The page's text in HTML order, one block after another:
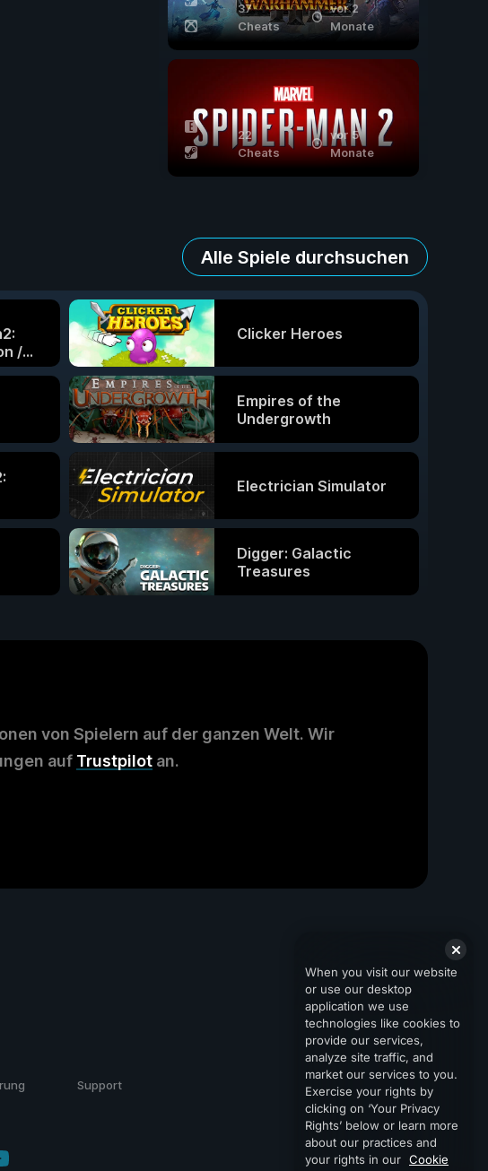
37
Cheats
vor 2
Monate
22
Cheats
vor 5
Monate
Alle Spiele durchsuchen
/
テ
Clicker Heroes
Empires of the
Undergrowth
Electrician Simulator
Digger: Galactic
Treasures
von Spielern auf der ganzen Welt. Wir
auf Trustpilot an.
Support
When you visit our website
or use our desktop
application we use
technologies like cookies to
provide our services,
analyze site traffic, and
market our services to you.
Exercise your rights by
clicking on ‘Your Privacy
Rights’ below or learn more
about our practices and
your rights in our Cookie